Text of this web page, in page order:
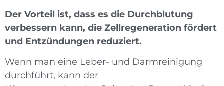
Der Vorteil ist, dass es die Durchblutung
verbessern kann, die Zellregeneration fördert
und Entzündungen reduziert.
Wenn man eine Leber- und Darmreinigung
durchführt, kann der